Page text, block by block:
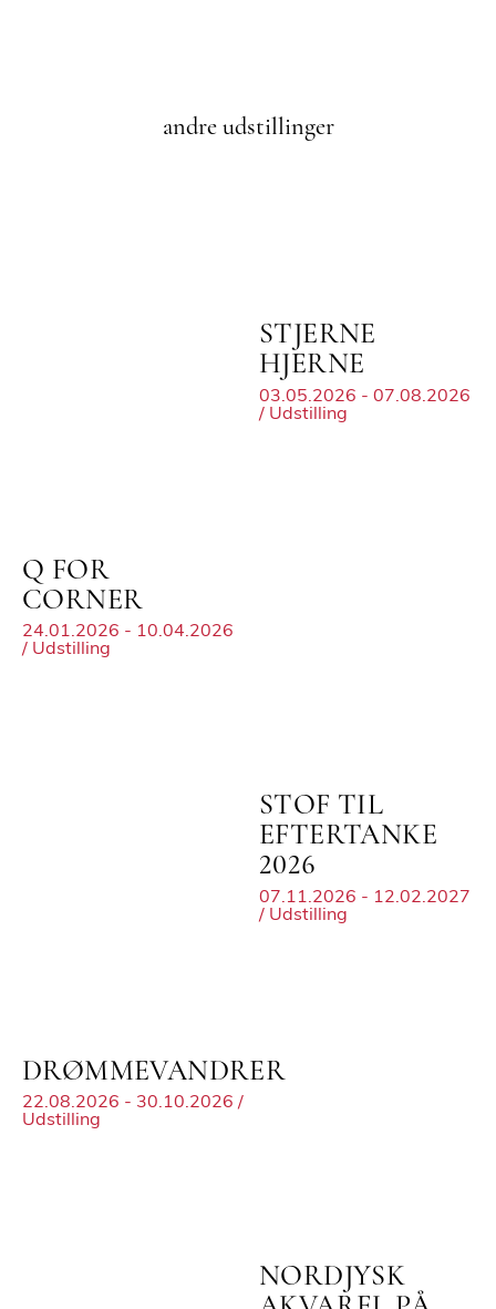
andre udstillinger
STJERNE
HJERNE
03.05.2026 - 07.08.2026
/ Udstilling
Q FOR
CORNER
24.01.2026 - 10.04.2026
/ Udstilling
STOF TIL
EFTERTANKE
2026
07.11.2026 - 12.02.2027
/ Udstilling
DRØMMEVANDRER
22.08.2026 - 30.10.2026 /
Udstilling
NORDJYSK